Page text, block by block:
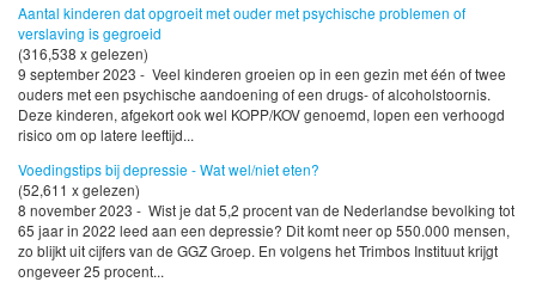
Aantal kinderen dat opgroeit met ouder met psychische problemen of
verslaving is gegroeid
(316,538 x gelezen)
9 september 2023 - Veel kinderen groeien op in een gezin met één of twee
ouders met een psychische aandoening of een drugs- of alcoholstoornis.
Deze kinderen, afgekort ook wel KOPP/KOV genoemd, lopen een verhoogd
risico om op latere leeftijd...
Voedingstips bij depressie - Wat wel/niet eten?
(52,611 x gelezen)
8 november 2023 - Wist je dat 5,2 procent van de Nederlandse bevolking tot
65 jaar in 2022 leed aan een depressie? Dit komt neer op 550.000 mensen,
zo blijkt uit cijfers van de GGZ Groep. En volgens het Trimbos Instituut krijgt
ongeveer 25 procent...